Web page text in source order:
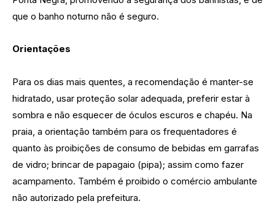
que o banho noturno não é seguro.
Orientações
Para os dias mais quentes, a recomendação é manter-se
hidratado, usar proteção solar adequada, preferir estar à
sombra e não esquecer de óculos escuros e chapéu. Na
praia, a orientação também para os frequentadores é
quanto às proibições de consumo de bebidas em garrafas
de vidro; brincar de papagaio (pipa); assim como fazer
acampamento. Também é proibido o comércio ambulante
não autorizado pela prefeitura.